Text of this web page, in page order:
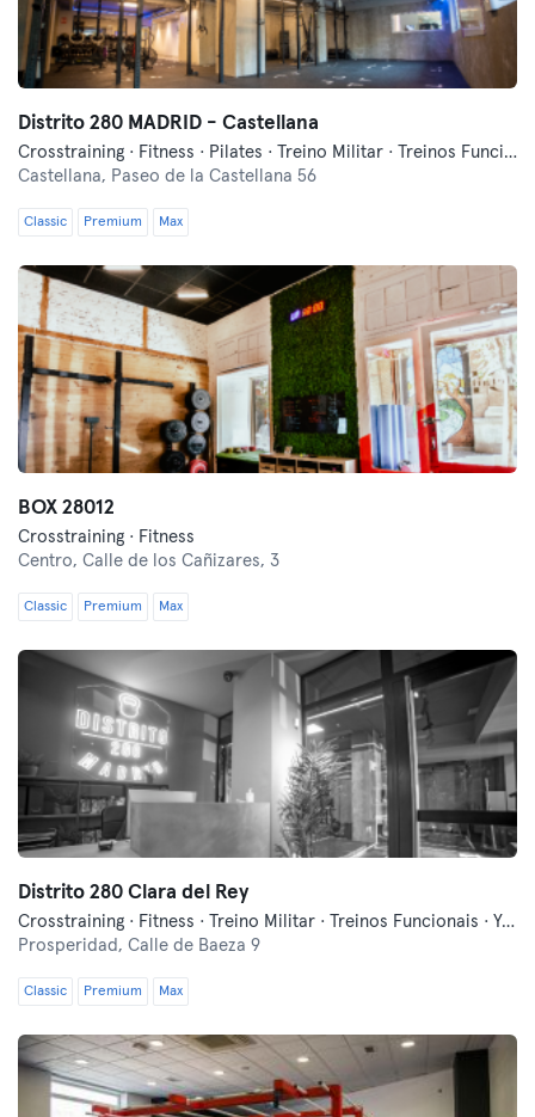
Distrito 280 MADRID - Castellana
Crosstraining · Fitness · Pilates · Treino Militar · Treinos Funcionais
Castellana, Paseo de la Castellana 56
Classic Premium Max
BOX 28012
Crosstraining · Fitness
Centro, Calle de los Cañizares, 3
Classic Premium Max
Distrito 280 Clara del Rey
Crosstraining · Fitness · Treino Militar · Treinos Funcionais · Yoga
Prosperidad, Calle de Baeza 9
Classic Premium Max